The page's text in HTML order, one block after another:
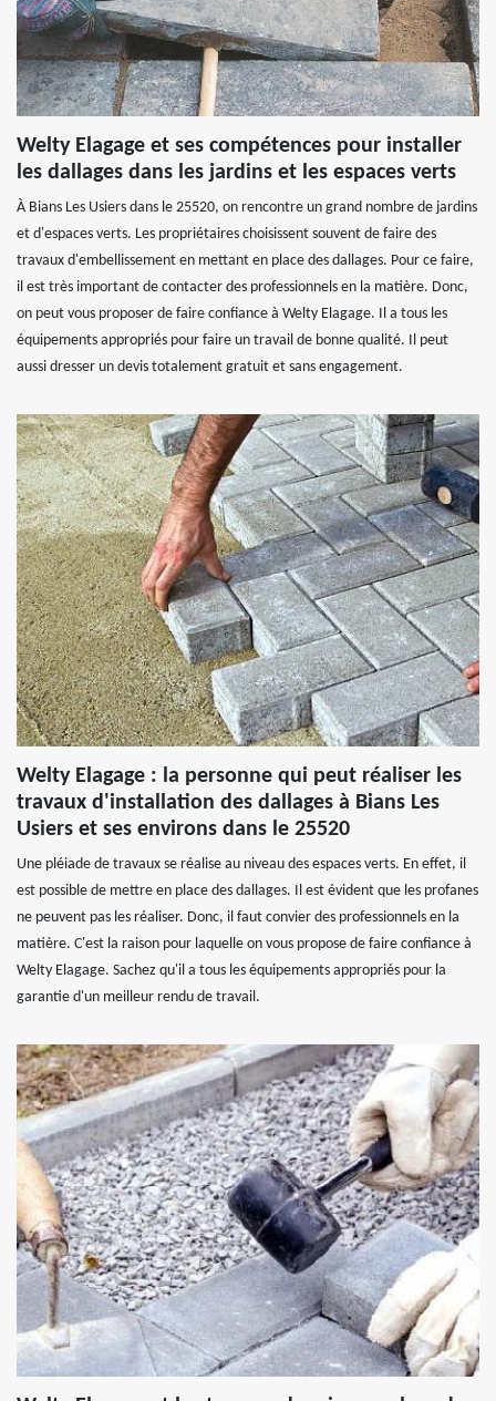
Welty Elagage et ses compétences pour installer
les dallages dans les jardins et les espaces verts
À Bians Les Usiers dans le 25520, on rencontre un grand nombre de jardins
et d'espaces verts. Les propriétaires choisissent souvent de faire des
travaux d'embellissement en mettant en place des dallages. Pour ce faire,
il est très important de contacter des professionnels en la matière. Donc,
on peut vous proposer de faire confiance à Welty Elagage. Il a tous les
équipements appropriés pour faire un travail de bonne qualité. Il peut
aussi dresser un devis totalement gratuit et sans engagement.
Welty Elagage : la personne qui peut réaliser les
travaux d'installation des dallages à Bians Les
Usiers et ses environs dans le 25520
Une pléiade de travaux se réalise au niveau des espaces verts. En effet, il
est possible de mettre en place des dallages. Il est évident que les profanes
ne peuvent pas les réaliser. Donc, il faut convier des professionnels en la
matière. C'est la raison pour laquelle on vous propose de faire confiance à
Welty Elagage. Sachez qu'il a tous les équipements appropriés pour la
garantie d'un meilleur rendu de travail.